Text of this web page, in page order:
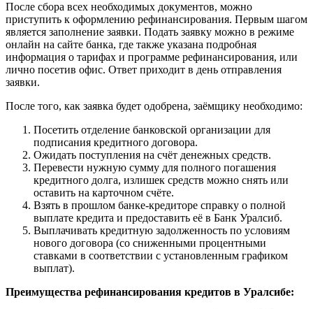
После сбора всех необходимых документов, можно
приступить к оформлению рефинансирования. Первым шагом
является заполнение заявки. Подать заявку можно в режиме
онлайн на сайте банка, где также указана подробная
информация о тарифах и программе рефинансирования, или
лично посетив офис. Ответ приходит в день отправления
заявки.
После того, как заявка будет одобрена, заёмщику необходимо:
Посетить отделение банковской организации для
подписания кредитного договора.
Ожидать поступления на счёт денежных средств.
Перевести нужную сумму для полного погашения
кредитного долга, излишек средств можно снять или
оставить на карточном счёте.
Взять в прошлом банке-кредиторе справку о полной
выплате кредита и предоставить её в Банк Уралсиб.
Выплачивать кредитную задолженность по условиям
нового договора (со сниженными процентными
ставками в соответствии с установленным графиком
выплат).
Преимущества рефинансирования кредитов в Уралсибе: